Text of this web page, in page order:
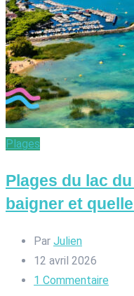
Plages
Plages du lac
baigner et
Par Julien
12 avril 2026
1 Commentaire